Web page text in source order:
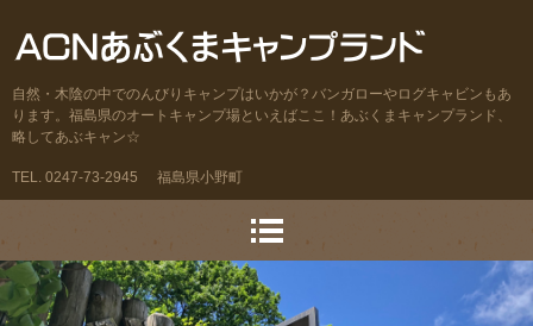
自然・木陰の中でのんびりキャンプはいかが？バンガローやログキャビンもあ
ります。福島県のオートキャンプ場といえばここ！あぶくまキャンプランド、
略してあぶキャン☆
TEL. 0247-73-2945 福島県小野町